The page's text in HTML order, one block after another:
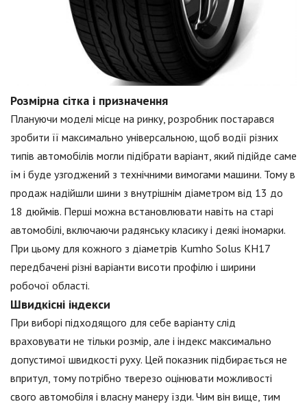
Розмірна сітка і призначення
Плануючи моделі місце на ринку, розробник постарався
зробити її максимально універсальною, щоб водії різних
типів автомобілів могли підібрати варіант, який підійде саме
їм і буде узгоджений з технічними вимогами машини. Тому в
продаж надійшли шини з внутрішнім діаметром від 13 до
18 дюймів. Перші можна встановлювати навіть на старі
автомобілі, включаючи радянську класику і деякі іномарки.
При цьому для кожного з діаметрів Kumho Solus KH17
передбачені різні варіанти висоти профілю і ширини
робочої області.
Швидкісні індекси
При виборі підходящого для себе варіанту слід
враховувати не тільки розмір, але і індекс максимально
допустимої швидкості руху. Цей показник підбирається не
впритул, тому потрібно тверезо оцінювати можливості
свого автомобіля і власну манеру їзди. Чим він вище, тим